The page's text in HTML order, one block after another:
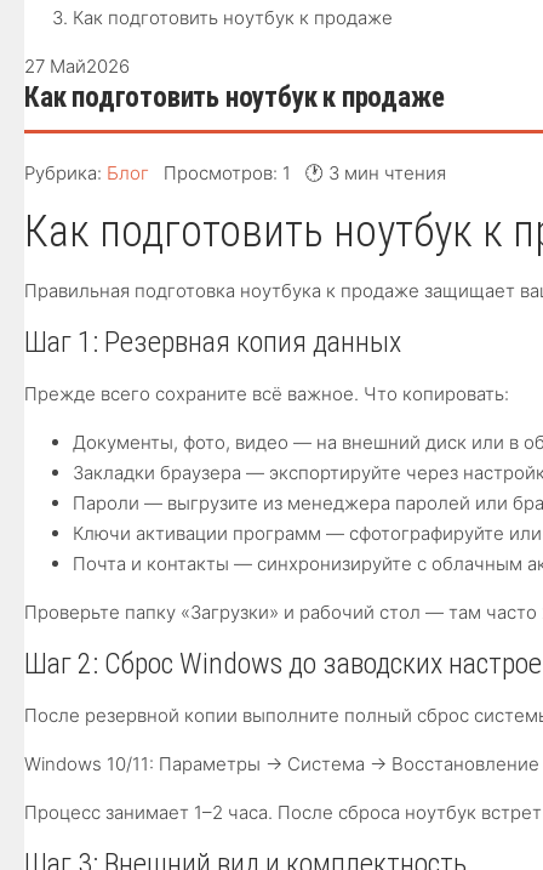
Как подготовить ноутбук к продаже
27 Май2026
Как подготовить ноутбук к продаже
Рубрика: Блог Просмотров: 1 🕐 3 мин чтения
Как подготовить ноутбук к
Правильная подготовка ноутбука к продаже защищает
Шаг 1: Резервная копия данных
Прежде всего сохраните всё важное. Что копировать:
Документы, фото, видео — на внешний диск или в
Закладки браузера — экспортируйте через
Пароли — выгрузите из менеджера паролей или
Ключи активации программ — сфотографируйте
Почта и контакты — синхронизируйте с облачным
Проверьте папку «Загрузки» и рабочий стол — там
Шаг 2: Сброс Windows до заводских
После резервной копии выполните полный сброс
Windows 10/11: Параметры → Система →
Процесс занимает 1–2 часа. После сброса ноутбук